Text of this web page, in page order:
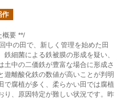
作
概要 **/
中の田で、新しく管理を始めた田
細菌による鉄被膜の形成を疑い、
土中の二価鉄が豊富な場合に形成さ
遊離酸化鉄の数値が高いことが判明
で腐植が多く、柔らかい田では腐植
り、原因特定が難しい状況です。昨